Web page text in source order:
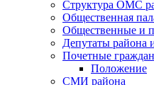
Структура ОМС
Общественная
Общественные и
Депутаты района
Почетные
Положение
СМИ района